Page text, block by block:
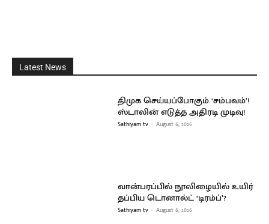
Latest News
திமுக செய்யப்போகும் ‘சம்பவம்’!
ஸ்டாலின் எடுத்த அதிரடி முடிவு!
Sathiyam tv - August 6, 2026
வான்பரப்பில் நூலிழையில் உயிர்
தப்பிய டொனால்ட் ‘டிரம்ப்’?
Sathiyam tv - August 6, 2026